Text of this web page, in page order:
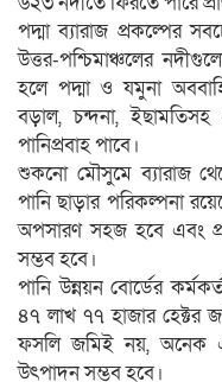
পদ্মা ব্যারাজ প্রকল্পের
উত্তর-পশ্চিমাঞ্চলের
হলে পদ্মা ও যমুনা
বড়াল, চন্দনা,
পানিপ্রবাহ পাবে।
শুকনো মৌসুমে ব্যারাজ
পানি ছাড়ার পরিকল্পনা
অপসারণ সহজ হবে এবং
সম্ভব হবে।
পানি উন্নয়ন বোর্ডের
৪৭ লাখ ৭৭ হাজার হেক্টর
ফসলি জমিই নয়, অনেক
উৎপাদন সম্ভব হবে।